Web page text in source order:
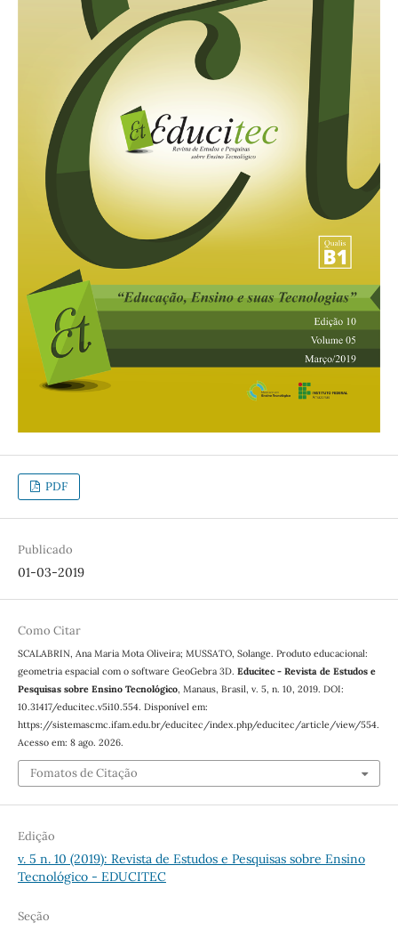
PDF
Publicado
01-03-2019
Como Citar
SCALABRIN, Ana Maria Mota Oliveira; MUSSATO, Solange. Produto educacional:
geometria espacial com o software GeoGebra 3D. Educitec - Revista de Estudos e
Pesquisas sobre Ensino Tecnológico, Manaus, Brasil, v. 5, n. 10, 2019. DOI:
10.31417/educitec.v5i10.554. Disponível em:
https://sistemascmc.ifam.edu.br/educitec/index.php/educitec/article/view/554.
Acesso em: 8 ago. 2026.
Fomatos de Citação
Edição
v. 5 n. 10 (2019): Revista de Estudos e Pesquisas sobre Ensino
Tecnológico - EDUCITEC
Seção